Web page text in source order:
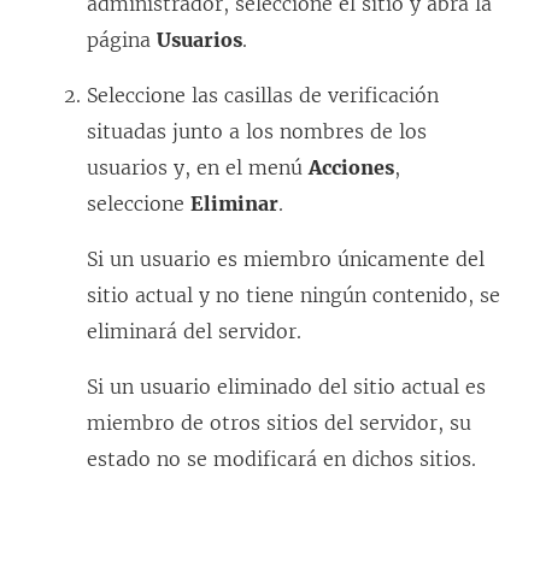
página Usuarios.
Seleccione las casillas de verificación
situadas junto a los nombres de los
usuarios y, en el menú Acciones,
seleccione Eliminar.
Si un usuario es miembro únicamente del
sitio actual y no tiene ningún contenido, se
eliminará del servidor.
Si un usuario eliminado del sitio actual es
miembro de otros sitios del servidor, su
estado no se modificará en dichos sitios.